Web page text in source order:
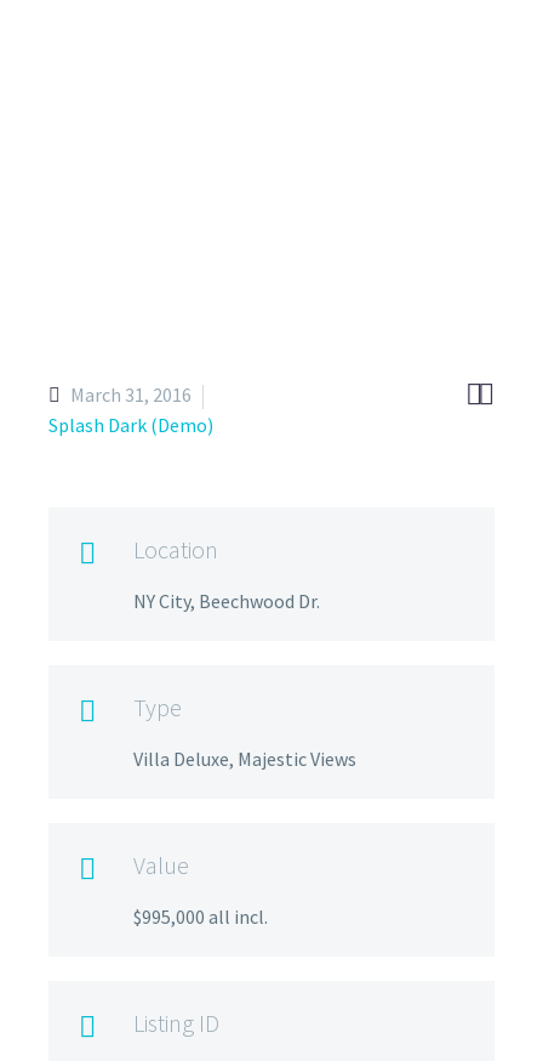

March 31, 2016
Splash Dark (Demo)
 Location
NY City, Beechwood Dr.
 Type
Villa Deluxe, Majestic Views
 Value
$995,000 all incl.
 Listing ID